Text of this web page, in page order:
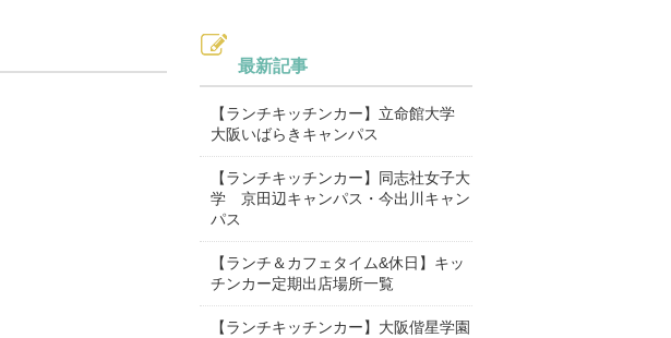
最新記事
【ランチキッチンカー】立命館大学
大阪いばらきキャンパス
【ランチキッチンカー】同志社女子大
学 京田辺キャンパス・今出川キャン
パス
【ランチ＆カフェタイム&休日】キッ
チンカー定期出店場所一覧
【ランチキッチンカー】大阪偕星学園